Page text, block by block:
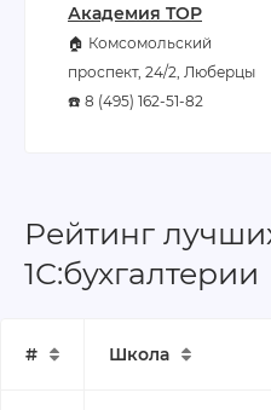
Академия TOP
🏠 Комсомольский
проспект, 24/2, Люберцы
☎️ 8 (495) 162-51-82
Рейтинг
1С:бухгалтерии
# Школа